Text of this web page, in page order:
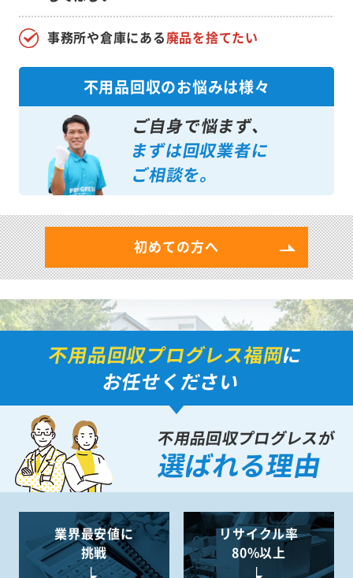
事務所や倉庫にある廃品を捨てたい
不用品回収のお悩みは様々
ご自身で悩まず、
まずは回収業者に
ご相談を。
初めての方へ
不用品回収プログレス福岡に
お任せください
不用品回収プログレスが
選ばれる理由
業界最安値に
挑戦
リサイクル率
80%以上